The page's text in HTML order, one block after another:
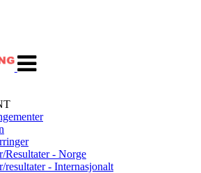
navigasjon
Resultater - Norge
resultater - Internasjonalt